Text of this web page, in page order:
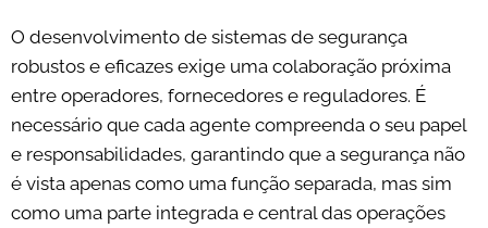
O desenvolvimento de sistemas de segurança
robustos e eficazes exige uma colaboração próxima
entre operadores, fornecedores e reguladores. É
necessário que cada agente compreenda o seu papel
e responsabilidades, garantindo que a segurança não
é vista apenas como uma função separada, mas sim
como uma parte integrada e central das operações